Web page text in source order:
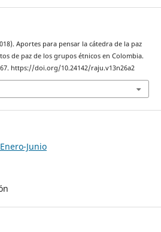
Aportes para pensar la cátedra de la paz
de paz de los grupos étnicos en Colombia.
https://doi.org/10.24142/raju.v13n26a2
Junio